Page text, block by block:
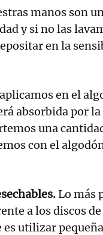
manos son
y si no las
en la
en el
absorbida por
una
con el
Lo más
a los discos
utilizar